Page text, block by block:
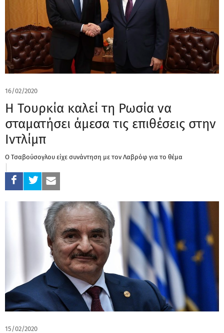
16/02/2020
Η Τουρκία καλεί τη Ρωσία να
σταματήσει άμεσα τις επιθέσεις στην
Ιντλίμπ
Ο Τσαβούσογλου είχε συνάντηση με τον Λαβρόφ για το θέμα
15/02/2020